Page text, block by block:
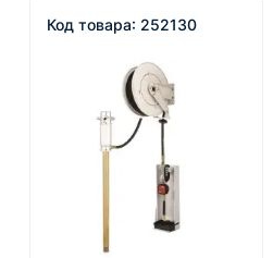
Код товара: 252130